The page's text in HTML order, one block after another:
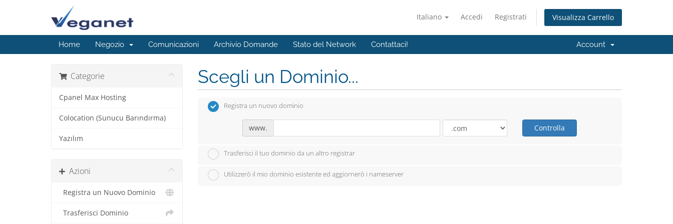
Italiano Accedi Registrati Visualizza Carrello
Home Negozio Comunicazioni Archivio Domande Stato del Network Contattaci! Account
Categorie
Cpanel Max Hosting
Colocation (Sunucu Barındırma)
Yazılım
Azioni
Registra un Nuovo Dominio
Trasferisci Dominio
Scegli un Dominio...
Registra un nuovo dominio
www. Controlla
Trasferisci il tuo dominio da un altro registrar
Utilizzerò il mio dominio esistente ed aggiornerò i nameserver